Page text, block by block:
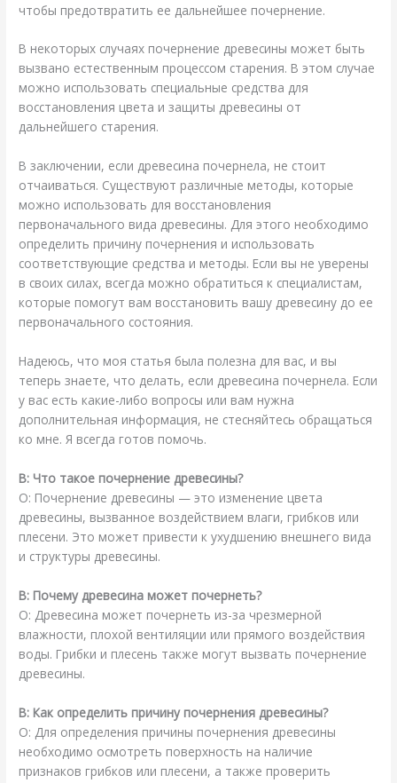
чтобы предотвратить ее дальнейшее почернение.
В некоторых случаях почернение древесины может быть
вызвано естественным процессом старения. В этом случае
можно использовать специальные средства для
восстановления цвета и защиты древесины от
дальнейшего старения.
В заключении, если древесина почернела, не стоит
отчаиваться. Существуют различные методы, которые
можно использовать для восстановления
первоначального вида древесины. Для этого необходимо
определить причину почернения и использовать
соответствующие средства и методы. Если вы не уверены
в своих силах, всегда можно обратиться к специалистам,
которые помогут вам восстановить вашу древесину до ее
первоначального состояния.
Надеюсь, что моя статья была полезна для вас, и вы
теперь знаете, что делать, если древесина почернела. Если
у вас есть какие-либо вопросы или вам нужна
дополнительная информация, не стесняйтесь обращаться
ко мне. Я всегда готов помочь.
В: Что такое почернение древесины?
О: Почернение древесины — это изменение цвета
древесины, вызванное воздействием влаги, грибков или
плесени. Это может привести к ухудшению внешнего вида
и структуры древесины.
В: Почему древесина может почернеть?
О: Древесина может почернеть из-за чрезмерной
влажности, плохой вентиляции или прямого воздействия
воды. Грибки и плесень также могут вызвать почернение
древесины.
В: Как определить причину почернения древесины?
О: Для определения причины почернения древесины
необходимо осмотреть поверхность на наличие
признаков грибков или плесени, а также проверить